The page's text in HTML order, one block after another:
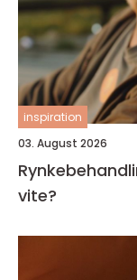
inspiration
03. August 2026
Rynkebehandling hva fungerer og
vite?